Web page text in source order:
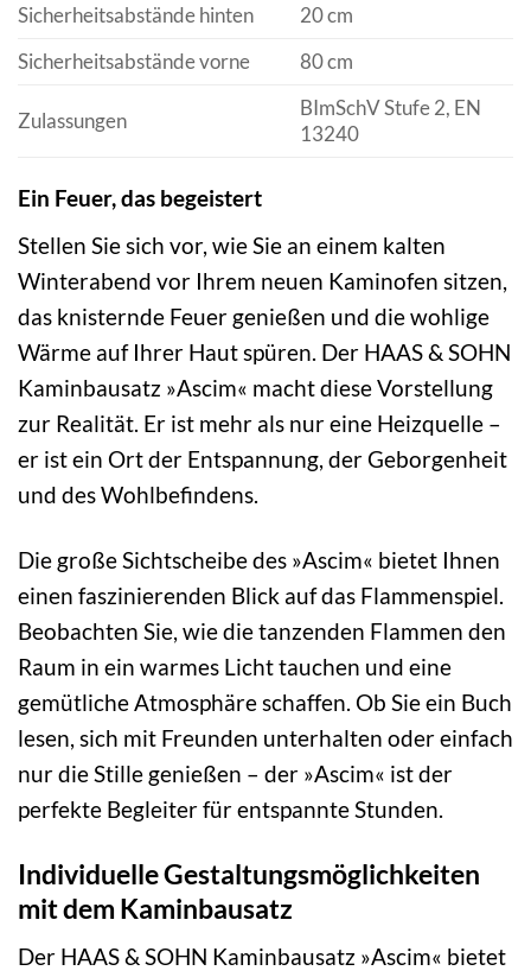
Sicherheitsabstände hinten
20 cm
Sicherheitsabstände vorne
80 cm
Zulassungen
BImSchV Stufe 2, EN
13240
Ein Feuer, das begeistert
Stellen Sie sich vor, wie Sie an einem kalten
Winterabend vor Ihrem neuen Kaminofen sitzen,
das knisternde Feuer genießen und die wohlige
Wärme auf Ihrer Haut spüren. Der HAAS & SOHN
Kaminbausatz »Ascim« macht diese Vorstellung
zur Realität. Er ist mehr als nur eine Heizquelle –
er ist ein Ort der Entspannung, der Geborgenheit
und des Wohlbefindens.
Die große Sichtscheibe des »Ascim« bietet Ihnen
einen faszinierenden Blick auf das Flammenspiel.
Beobachten Sie, wie die tanzenden Flammen den
Raum in ein warmes Licht tauchen und eine
gemütliche Atmosphäre schaffen. Ob Sie ein Buch
lesen, sich mit Freunden unterhalten oder einfach
nur die Stille genießen – der »Ascim« ist der
perfekte Begleiter für entspannte Stunden.
Individuelle Gestaltungsmöglichkeiten
mit dem Kaminbausatz
Der HAAS & SOHN Kaminbausatz »Ascim« bietet